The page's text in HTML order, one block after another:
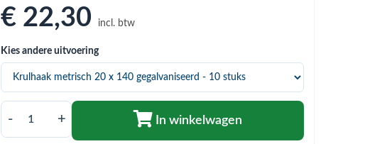
€ 22,30 incl. btw
Kies andere uitvoering
- + In winkelwagen